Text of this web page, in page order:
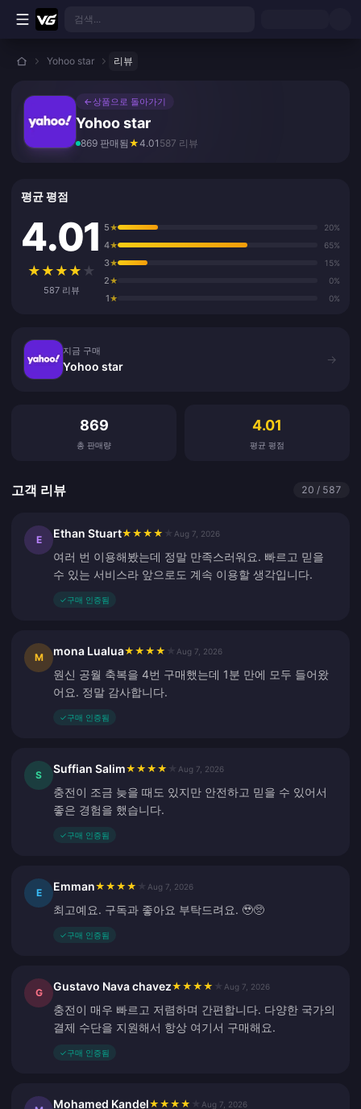
본문으로 바로가기
검색...
Yohoo star 리뷰
←상품으로 돌아가기
Yohoo star
869 판매됨 ★4.01 587 리뷰
평균 평점
4.01
★ ★ ★ ★ ★
587 리뷰
5★ 20%
4★ 65%
3★ 15%
2★ 0%
1★ 0%
지금 구매
Yohoo star
→
869
총 판매량
4.01
평균 평점
고객 리뷰 20 / 587
E Ethan Stuart★ ★ ★ ★ Aug 7, 2026
여러 번 이용해봤는데 정말 만족스러워요. 빠르고 믿을
수 있는 서비스라 앞으로도 계속 이용할 생각입니다.
✓구매 인증됨
M mona Lualua★ ★ ★ ★ Aug 7, 2026
원신 공월 축복을 4번 구매했는데 1분 만에 모두 들어왔
어요. 정말 감사합니다.
✓구매 인증됨
S Suffian Salim★ ★ ★ ★ Aug 7, 2026
충전이 조금 늦을 때도 있지만 안전하고 믿을 수 있어서
좋은 경험을 했습니다.
✓구매 인증됨
E Emman★ ★ ★ ★ Aug 7, 2026
최고예요. 구독과 좋아요 부탁드려요. 🥹🥺
✓구매 인증됨
G Gustavo Nava chavez★ ★ ★ ★ Aug 7, 2026
충전이 매우 빠르고 저렴하며 간편합니다. 다양한 국가의
결제 수단을 지원해서 항상 여기서 구매해요.
✓구매 인증됨
Mohamed Kandel★ ★ ★ ★ Aug 7, 2026